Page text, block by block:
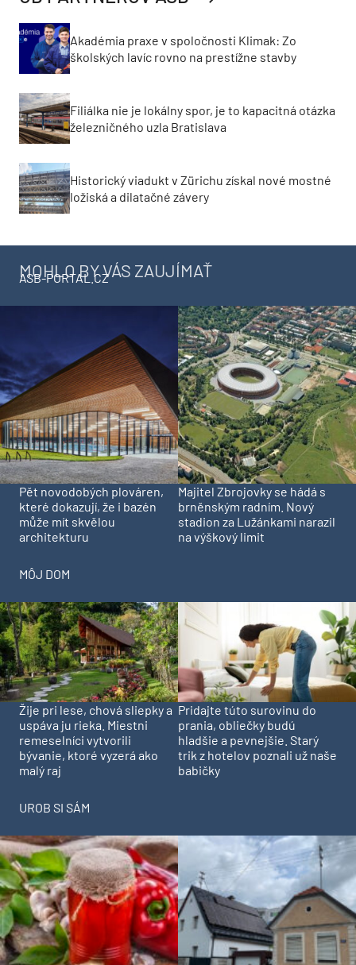
Akadémia praxe v spoločnosti Klimak: Zo
školských lavíc rovno na prestížne stavby
Filiálka nie je lokálny spor, je to kapacitná otázka
železničného uzla Bratislava
Historický viadukt v Zürichu získal nové mostné
ložiská a dilatačné závery
MOHLO BY VÁS ZAUJÍMAŤ
ASB-PORTAL.CZ
Pět novodobých plováren,
které dokazují, že i bazén
může mít skvělou
architekturu
Majitel Zbrojovky se hádá s
brněnským radním. Nový
stadion za Lužánkami narazil
na výškový limit
MÔJ DOM
Žije pri lese, chová sliepky a
uspáva ju rieka. Miestni
remeselníci vytvorili
bývanie, ktoré vyzerá ako
malý raj
Pridajte túto surovinu do
prania, obliečky budú
hladšie a pevnejšie. Starý
trik z hotelov poznali už naše
babičky
UROB SI SÁM